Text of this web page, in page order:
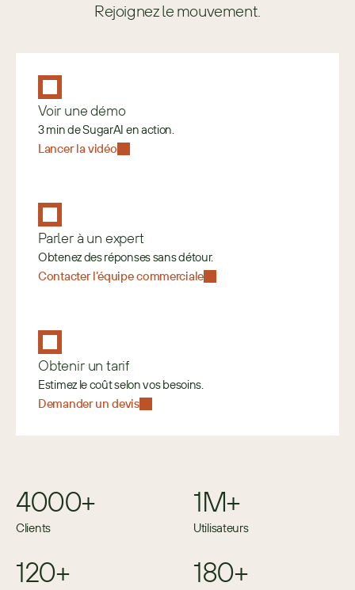
Rejoignez le mouvement.
Voir une démo
3 min de SugarAI en action.
Lancer la vidéo
Parler à un expert
Obtenez des réponses sans détour.
Contacter l’équipe commerciale
Obtenir un tarif
Estimez le coût selon vos besoins.
Demander un devis
4000+
Clients
1M+
Utilisateurs
120+ 180+